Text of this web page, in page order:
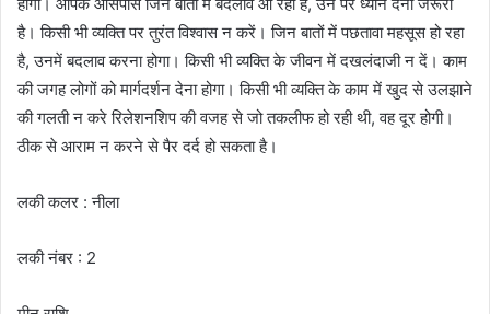
है। किसी भी व्यक्ति पर तुरंत विश्वास न करें। जिन बातों में पछतावा महसूस हो रहा
है, उनमें बदलाव करना होगा। किसी भी व्यक्ति के जीवन में दखलंदाजी न दें। काम
की जगह लोगों को मार्गदर्शन देना होगा। किसी भी व्यक्ति के काम में खुद से उलझाने
की गलती न करे रिलेशनशिप की वजह से जो तकलीफ हो रही थी, वह दूर होगी।
ठीक से आराम न करने से पैर दर्द हो सकता है।
लकी कलर : नीला
लकी नंबर : 2